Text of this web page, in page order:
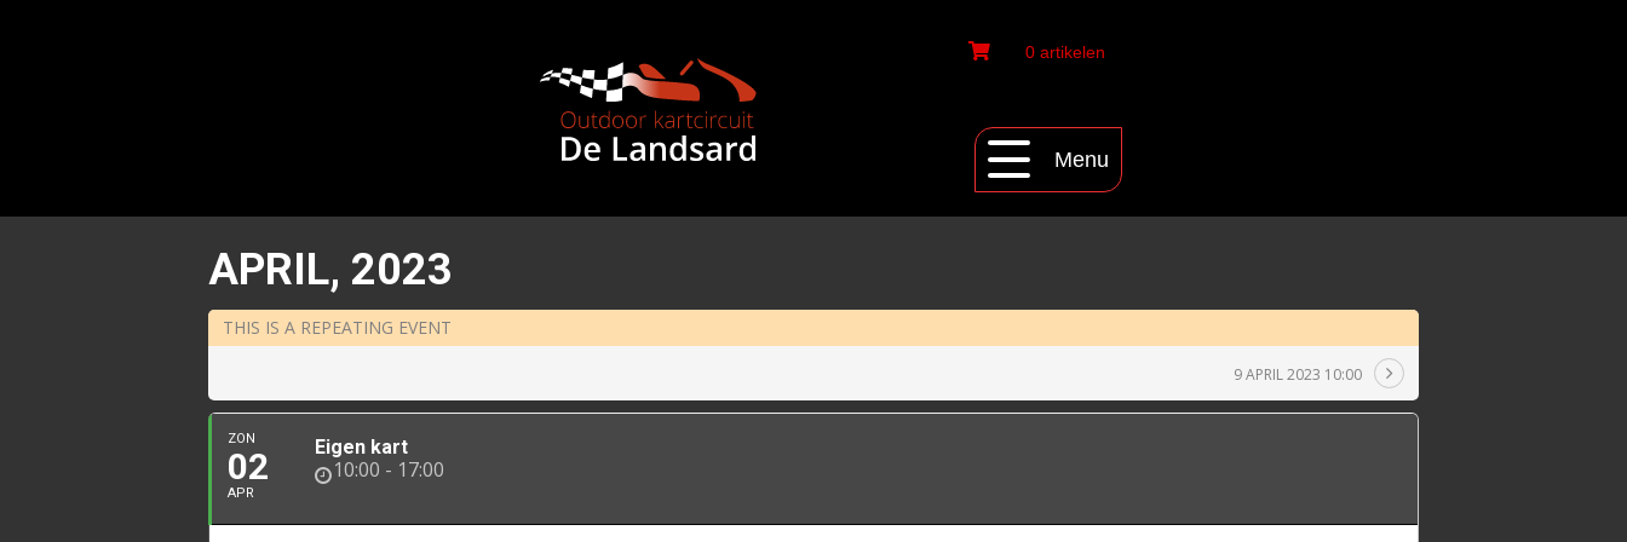
0 artikelen
Menu
APRIL, 2023
THIS IS A REPEATING EVENT
9 APRIL 2023 10:00
ZON
02
APR
Eigen kart
10:00 - 17:00